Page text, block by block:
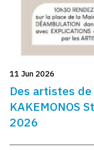
11 Jun 2026
Des artistes
KAKEMONOS
2026